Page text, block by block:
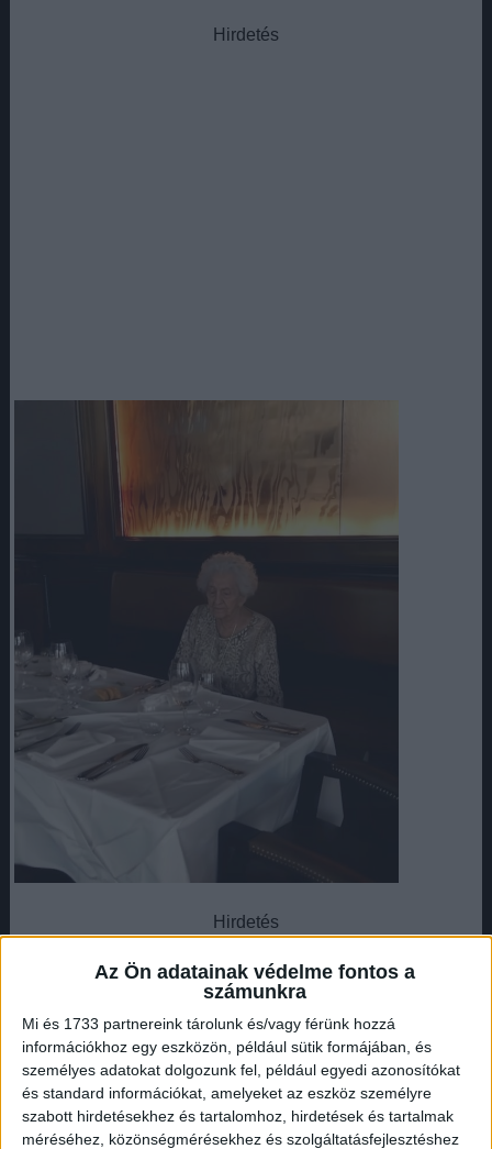
Az Ön adatainak védelme fontos a
számunkra
Mi és 1733 partnereink tárolunk és/vagy férünk hozzá
információkhoz egy eszközön, például sütik formájában, és
személyes adatokat dolgozunk fel, például egyedi azonosítókat
és standard információkat, amelyeket az eszköz személyre
szabott hirdetésekhez és tartalomhoz, hirdetések és tartalmak
méréséhez, közönségmérésekhez és szolgáltatásfejlesztéshez
Hirdetés
Hirdetés